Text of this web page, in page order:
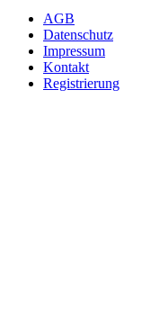
AGB
Datenschutz
Impressum
Kontakt
Registrierung